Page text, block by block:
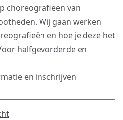
choreografieën van
Wij gaan werken
en hoe je deze het
halfgevorderde en
en inschrijven